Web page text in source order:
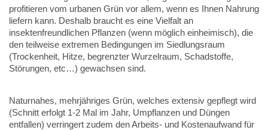
profitieren vom urbanen Grün vor allem, wenn es Ihnen Nahrung
liefern kann. Deshalb braucht es eine Vielfalt an
insektenfreundlichen Pflanzen (wenn möglich einheimisch), die
den teilweise extremen Bedingungen im Siedlungsraum
(Trockenheit, Hitze, begrenzter Wurzelraum, Schadstoffe,
Störungen, etc…) gewachsen sind.
Naturnahes, mehrjähriges Grün, welches extensiv gepflegt wird
(Schnitt erfolgt 1-2 Mal im Jahr, Umpflanzen und Düngen
entfallen) verringert zudem den Arbeits- und Kostenaufwand für